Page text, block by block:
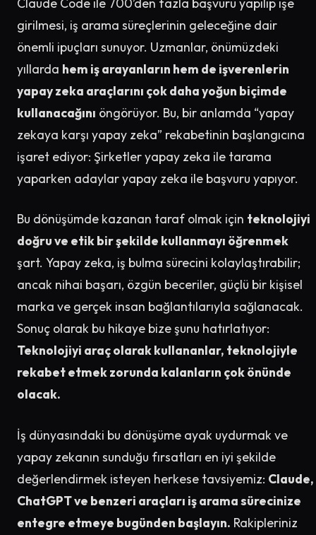
girilmesi, iş arama süreçlerinin geleceğine dair
önemli ipuçları sunuyor. Uzmanlar, önümüzdeki
yıllarda hem iş arayanların hem de işverenlerin
yapay zeka araçlarını çok daha yoğun biçimde
kullanacağını öngörüyor. Bu, bir anlamda “yapay
zekaya karşı yapay zeka” rekabetinin başlangıcına
işaret ediyor: Şirketler yapay zeka ile tarama
yaparken adaylar yapay zeka ile başvuru yapıyor.
Bu dönüşümde kazanan taraf olmak için teknolojiyi
doğru ve etik bir şekilde kullanmayı öğrenmek
şart. Yapay zeka, iş bulma sürecini kolaylaştırabilir;
ancak nihai başarı, özgün beceriler, güçlü bir kişisel
marka ve gerçek insan bağlantılarıyla sağlanacak.
Sonuç olarak bu hikaye bize şunu hatırlatıyor:
Teknolojiyi araç olarak kullananlar, teknolojiyle
rekabet etmek zorunda kalanların çok önünde
olacak.
İş dünyasındaki bu dönüşüme ayak uydurmak ve
yapay zekanın sunduğu fırsatları en iyi şekilde
değerlendirmek isteyen herkese tavsiyemiz: Claude,
ChatGPT ve benzeri araçları iş arama sürecinize
entegre etmeye bugünden başlayın. Rakipleriniz